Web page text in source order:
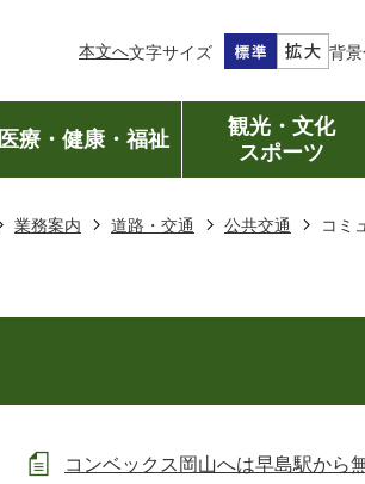
本文へ文字サイズ 背
医療・健康・福祉
観光・文化
スポーツ
業務案内 道路・交通 公共交通 コミ
コンベックス岡山へは早島駅から